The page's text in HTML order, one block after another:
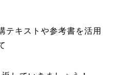
テキストや参考書を活用